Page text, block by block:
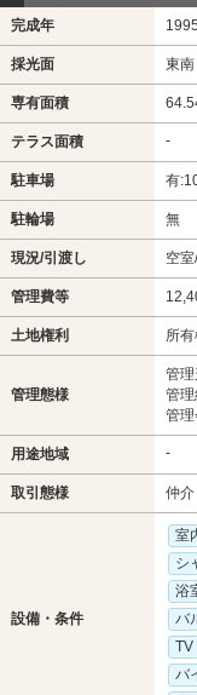
完成年
採光面 東南
専有面積
テラス面積 -
駐車場 有
駐輪場 無
現況/引渡し 空
管理費等
土地権利 所
管理態様
管理
管理
管
用途地域 -
取引態様 仲介
設備・条件
室
シ
浴
バ
TV
バ